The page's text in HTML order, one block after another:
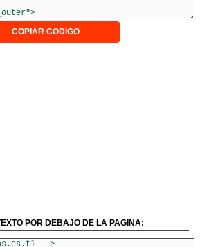
COPIAR CODIGO
POR DEBAJO DE LA PAGINA: